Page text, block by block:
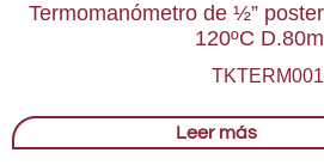
Termomanómetro de ½”
120ºC
TKTERM001
Leer más